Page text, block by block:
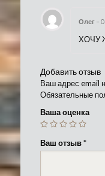
Олег –
ХОЧУ
Добавить отзыв
Ваш адрес email
Обязательные
Ваша оценка
Ваш отзыв*